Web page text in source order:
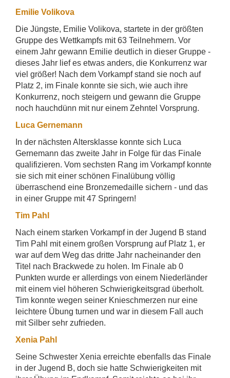
Emilie Volikova
Die Jüngste, Emilie Volikova, startete in der größten
Gruppe des Wettkampfs mit 63 Teilnehmern. Vor
einem Jahr gewann Emilie deutlich in dieser Gruppe -
dieses Jahr lief es etwas anders, die Konkurrenz war
viel größer! Nach dem Vorkampf stand sie noch auf
Platz 2, im Finale konnte sie sich, wie auch ihre
Konkurrenz, noch steigern und gewann die Gruppe
noch hauchdünn mit nur einem Zehntel Vorsprung.
Luca Gernemann
In der nächsten Altersklasse konnte sich Luca
Gernemann das zweite Jahr in Folge für das Finale
qualifizieren. Vom sechsten Rang im Vorkampf konnte
sie sich mit einer schönen Finalübung völlig
überraschend eine Bronzemedaille sichern - und das
in einer Gruppe mit 47 Springern!
Tim Pahl
Nach einem starken Vorkampf in der Jugend B stand
Tim Pahl mit einem großen Vorsprung auf Platz 1, er
war auf dem Weg das dritte Jahr nacheinander den
Titel nach Brackwede zu holen. Im Finale ab 0
Punkten wurde er allerdings von einem Niederländer
mit einem viel höheren Schwierigkeitsgrad überholt.
Tim konnte wegen seiner Knieschmerzen nur eine
leichtere Übung turnen und war in diesem Fall auch
mit Silber sehr zufrieden.
Xenia Pahl
Seine Schwester Xenia erreichte ebenfalls das Finale
in der Jugend B, doch sie hatte Schwierigkeiten mit